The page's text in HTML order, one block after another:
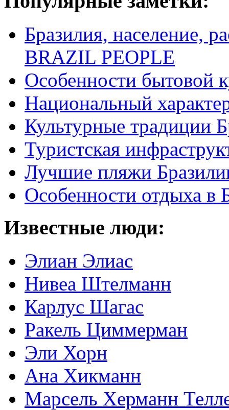
Бразилия, население,
BRAZIL PEOPLE
Особенности бытовой
Национальный
Культурные традиции
Туристская
Лучшие пляжи
Особенности отдыха в
Известные люди:
Элиан Элиас
Нивеа Штелманн
Карлус Шагас
Ракель Циммерман
Эли Хорн
Ана Хикманн
Марсель Херманн